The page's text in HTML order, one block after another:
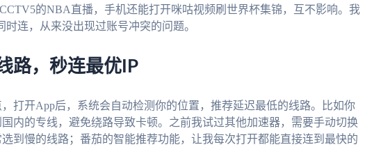
的NBA直播，手机还能打开咪咕视频刷世界杯集锦，互不影响。我
时连，从来没出现过账号冲突的问题。
路，秒连最优IP
打开App后，系统会自动检测你的位置，推荐延迟最低的线路。比如你
内的专线，避免绕路导致卡顿。之前我试过其他加速器，需要手动切换
到慢的线路；番茄的智能推荐功能，让我每次打开都能直接连到最快的